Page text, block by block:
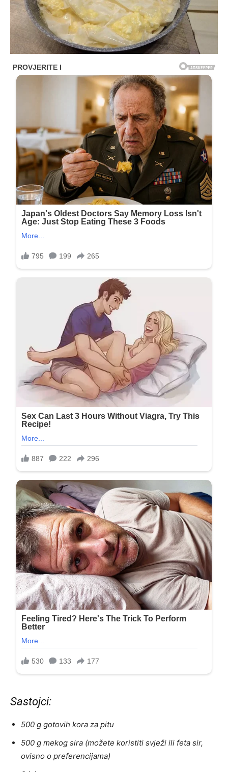
Sastojci:
500 g gotovih kora za pitu
500 g mekog sira (možete koristiti svježi ili feta sir,
ovisno o preferencijama)